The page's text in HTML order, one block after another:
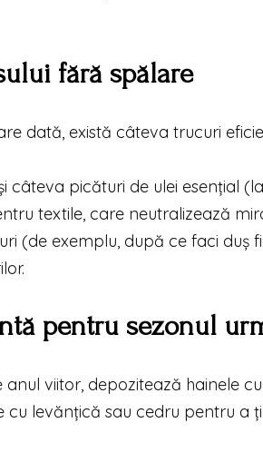
fără spălare
dată, există câteva trucuri
câteva picături de ulei esențial
textile, care neutralizează
(de exemplu, după ce faci duș
pentru sezonul
viitor, depozitează hainele
levănțică sau cedru pentru a